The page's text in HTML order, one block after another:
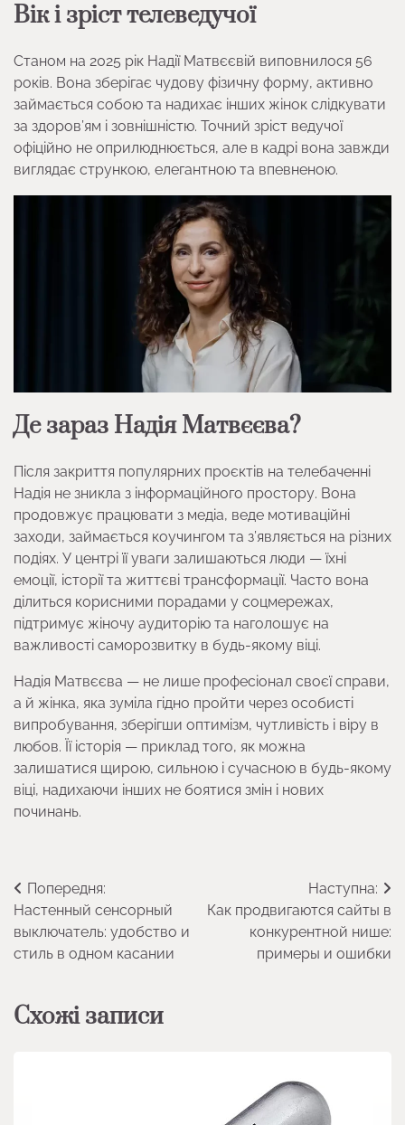
Вік і зріст телеведучої
Станом на 2025 рік Надії Матвєєвій виповнилося 56
років. Вона зберігає чудову фізичну форму, активно
займається собою та надихає інших жінок слідкувати
за здоров’ям і зовнішністю. Точний зріст ведучої
офіційно не оприлюднюється, але в кадрі вона завжди
виглядає стрункою, елегантною та впевненою.
Де зараз Надія Матвєєва?
Після закриття популярних проєктів на телебаченні
Надія не зникла з інформаційного простору. Вона
продовжує працювати з медіа, веде мотиваційні
заходи, займається коучингом та з’являється на різних
подіях. У центрі її уваги залишаються люди — їхні
емоції, історії та життєві трансформації. Часто вона
ділиться корисними порадами у соцмережах,
підтримує жіночу аудиторію та наголошує на
важливості саморозвитку в будь-якому віці.
Надія Матвєєва — не лише професіонал своєї справи,
а й жінка, яка зуміла гідно пройти через особисті
випробування, зберігши оптимізм, чутливість і віру в
любов. Її історія — приклад того, як можна
залишатися щирою, сильною і сучасною в будь-якому
віці, надихаючи інших не боятися змін і нових
починань.
Навігація
записів
Попередня:
Настенный сенсорный
выключатель: удобство и
стиль в одном касании
Наступна:
Как продвигаются сайты в
конкурентной нише:
примеры и ошибки
Схожі записи